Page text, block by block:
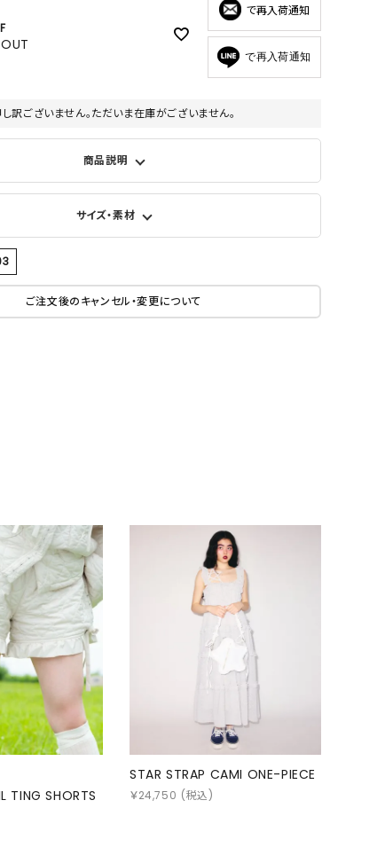
で再入荷通知
で再入荷通知
訳ございません。ただいま在庫がございません。
商品説明
サイズ・素材
ご注文後のキャンセル・変更について
TING SHORTS
STAR STRAP CAMI ONE-PIECE
￥24,750 (税込)